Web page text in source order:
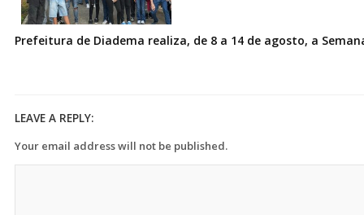
Prefeitura de Diadema realiza, de 8 a 14 de agosto, a
LEAVE A REPLY:
Your email address will not be published.